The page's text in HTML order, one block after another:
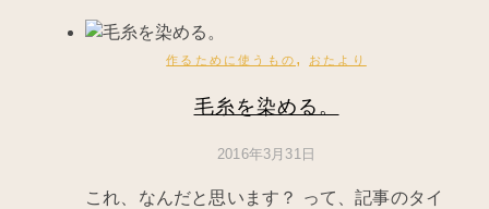
作るために使うもの , おたより
毛糸を染める。
2016年3月31日
これ、なんだと思います？ って、記事のタイ